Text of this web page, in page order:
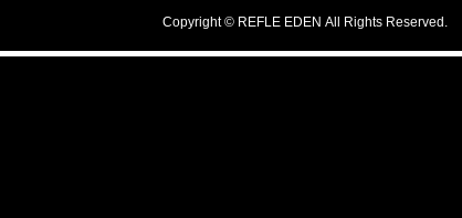
Copyright © REFLE EDEN All Rights Reserved.